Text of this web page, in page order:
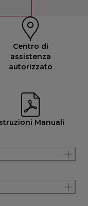
Centro di
assistenza
autorizzato
Manuali